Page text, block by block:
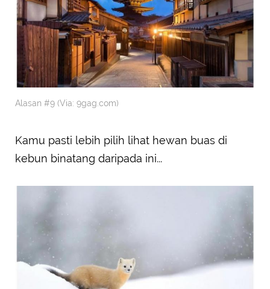
Alasan #9 (Via: 9gag.com)
Kamu pasti lebih pilih lihat hewan buas di
kebun binatang daripada ini...